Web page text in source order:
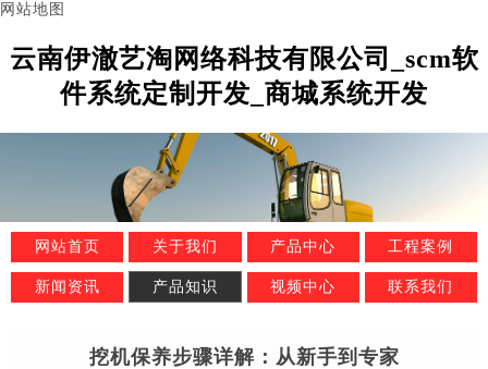
网站地图
云南伊澈艺淘网络科技有限公司_scm软
件系统定制开发_商城系统开发
网站首页 关于我们 产品中心 工程案例
新闻资讯 产品知识 视频中心 联系我们
挖机保养步骤详解：从新手到专家